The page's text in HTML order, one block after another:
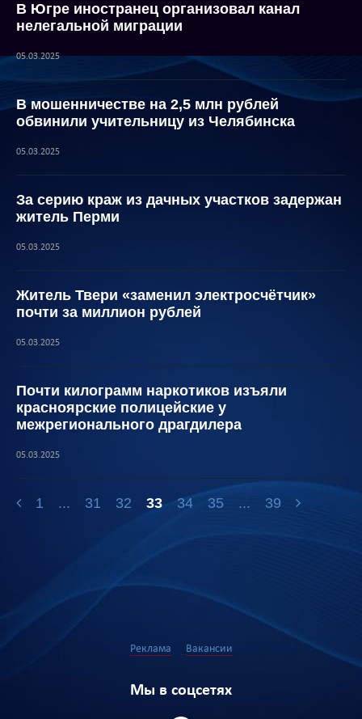
В Югре иностранец организовал канал
нелегальной миграции
05.03.2025
В мошенничестве на 2,5 млн рублей
обвинили учительницу из Челябинска
05.03.2025
За серию краж из дачных участков задержан
житель Перми
05.03.2025
Житель Твери «заменил электросчётчик»
почти за миллион рублей
05.03.2025
Почти килограмм наркотиков изъяли
красноярские полицейские у
межрегионального драгдилера
05.03.2025
1 ... 31 32 33 34 35 ... 39
Реклама Вакансии
Мы в соцсетях